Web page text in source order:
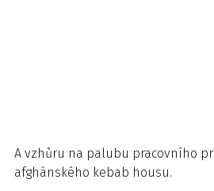
A vzhůru na palubu pracovního
afghánského kebab housu.